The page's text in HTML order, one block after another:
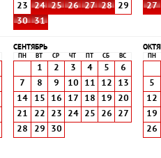
23
24 25 26 27 28
29
30
31
27
СЕНТЯБРЬ
ПН ВТ СР ЧТ СБ ВС
1 2 3 4 5
6
7
8 9 10 11 12
13
14
15 16 17 18 19
20
21
22 23 24 25 26
27
28
29 30
ПН
5
12
19
26